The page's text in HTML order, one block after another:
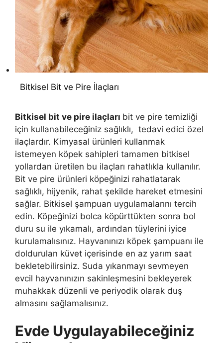
Bitkisel Bit ve Pire İlaçları
Bitkisel bit ve pire ilaçları bit ve pire temizliği
için kullanabileceğiniz sağlıklı, tedavi edici özel
ilaçlardır. Kimyasal ürünleri kullanmak
istemeyen köpek sahipleri tamamen bitkisel
yollardan üretilen bu ilaçları rahatlıkla kullanılır.
Bit ve pire ürünleri köpeğinizi rahatlatarak
sağlıklı, hijyenik, rahat şekilde hareket etmesini
sağlar. Bitkisel şampuan uygulamalarını tercih
edin. Köpeğinizi bolca köpürttükten sonra bol
duru su ile yıkamalı, ardından tüylerini iyice
kurulamalısınız. Hayvanınızı köpek şampuanı ile
doldurulan küvet içerisinde en az yarım saat
bekletebilirsiniz. Suda yıkanmayı sevmeyen
evcil hayvanınızın sakinleşmesini bekleyerek
muhakkak düzenli ve periyodik olarak duş
almasını sağlamalısınız.
Evde Uygulayabileceğiniz